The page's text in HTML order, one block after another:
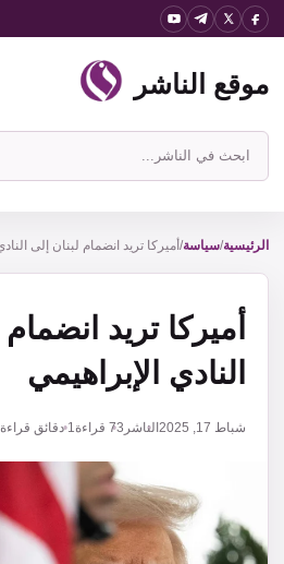
انتقل
المحتوى
موقع الناشر
ابحث
في
الناشر
الرئيسية/سياسة/ أميركا تريد انضمام لبنان إلى
أميركا تريد
النادي الإبراهيمي
شباط 17, 2025 الناشر 73 قراءة1 دقائق قراءة